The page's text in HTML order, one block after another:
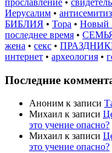
Иерусалим •
БИБЛИЯ • Тора • Новый
последнее время •
жена • секс •
интернет • археология •
Последние
Аноним к записи
Михаил к записи
это учение опасно?
Михаил к записи
это учение опасно?